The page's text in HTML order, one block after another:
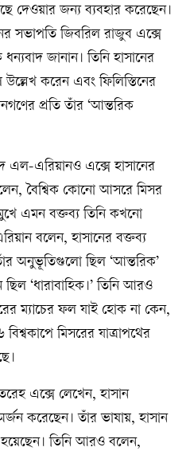
দেওয়ার জন্য ব্যবহার করেছেন।
সভাপতি জিবরিল রাজুব এক্সে
জানান। তিনি হাসানের
করেন এবং ফিলিস্তিনের
প্রতি তাঁর ‘আন্তরিক
এল-এরিয়ানও এক্সে হাসানের
বৈশ্বিক কোনো আসরে মিসর
এমন বক্তব্য তিনি কখনো
বলেন, হাসানের বক্তব্য
অনুভূতিগুলো ছিল ‘আন্তরিক’
ছিল ‘ধারাবাহিক।’ তিনি আরও
ম্যাচের ফল যাই হোক না কেন,
মিসরের যাত্রাপথের
এক্সে লেখেন, হাসান
করেছেন। তাঁর ভাষায়, হাসান
হয়েছেন। তিনি আরও বলেন,